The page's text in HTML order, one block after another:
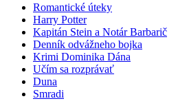
Romantické úteky
Harry Potter
Kapitán Stein a Notár Barbarič
Denník odvážneho bojka
Krimi Dominika Dána
Učím sa rozprávať
Duna
Smradi